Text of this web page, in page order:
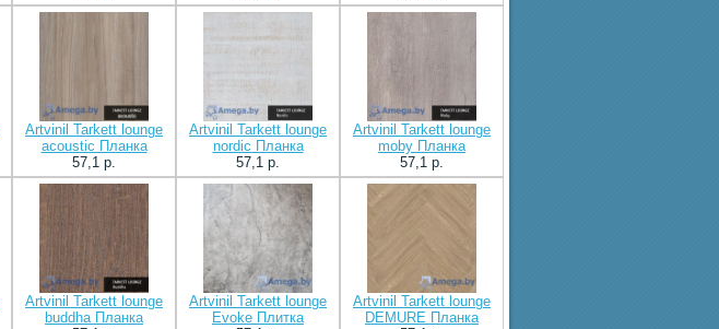
Artvinil Tarkett lounge
acoustic Планка
57,1 p.
Artvinil Tarkett lounge
nordic Планка
57,1 p.
Artvinil Tarkett lounge
moby Планка
57,1 p.
Artvinil Tarkett lounge
buddha Планка
Artvinil Tarkett lounge
Evoke Плитка
Artvinil Tarkett lounge
DEMURE Планка